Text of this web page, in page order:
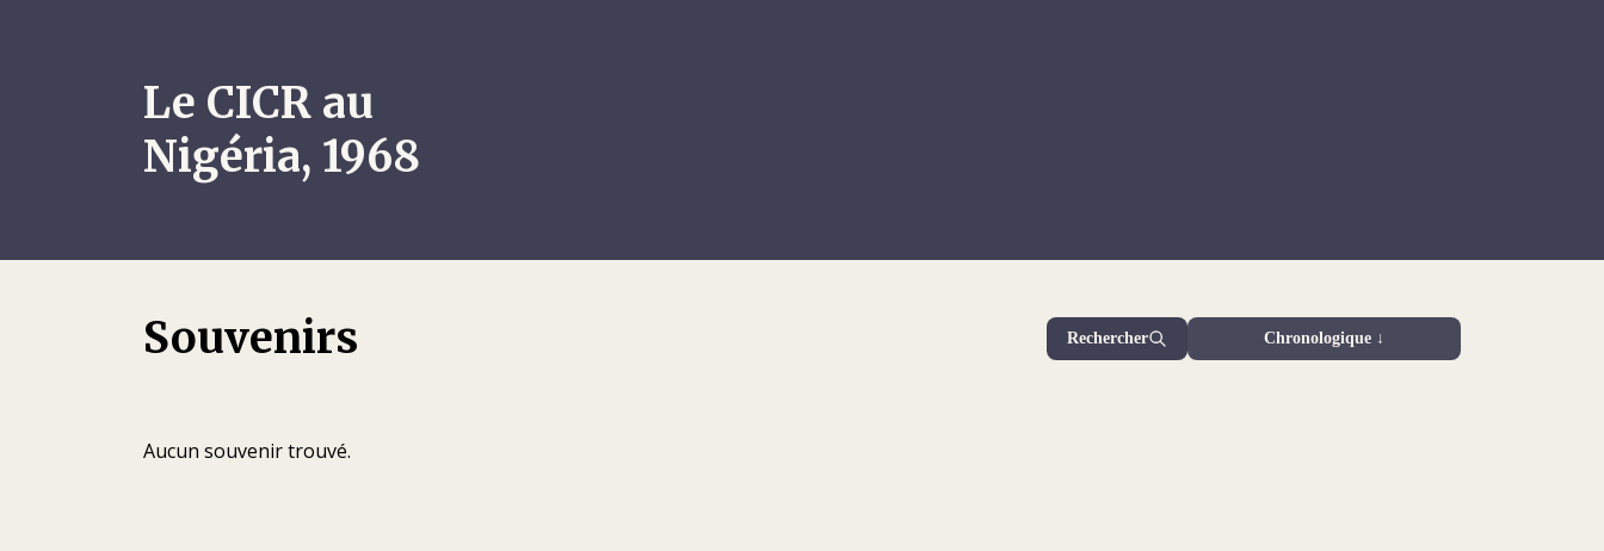
Le CICR au
Nigéria, 1968
Souvenirs Rechercher Chronologique ↓
Aucun souvenir trouvé.